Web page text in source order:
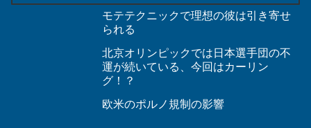
モテテクニックで理想の彼は引き寄せ
られる
北京オリンピックでは日本選手団の不
運が続いている、今回はカーリン
グ！？
欧米のポルノ規制の影響